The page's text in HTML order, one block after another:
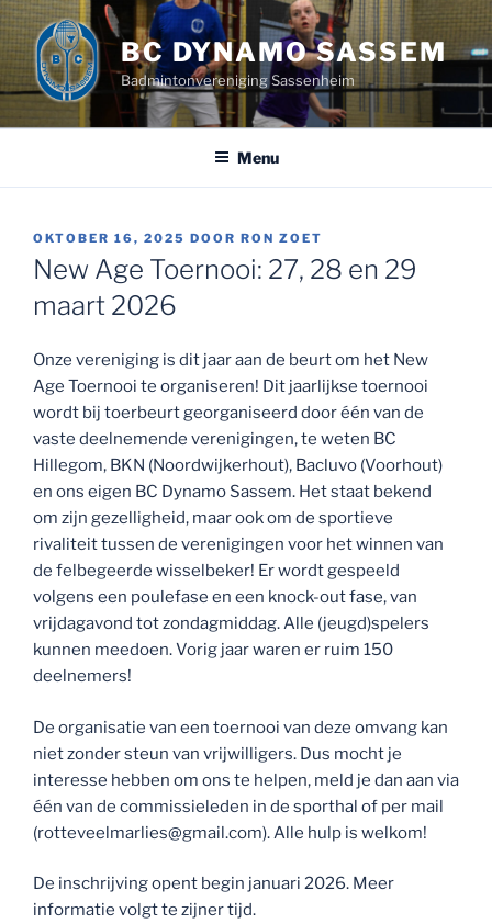
Ga
naar
de
inhoud
BC DYNAMO SASSEM
Badmintonvereniging Sassenheim
Menu
GEPLAATST
OP
OKTOBER 16, 2025 DOOR RON ZOET
New Age Toernooi: 27, 28 en 29
maart 2026
Onze vereniging is dit jaar aan de beurt om het New
Age Toernooi te organiseren! Dit jaarlijkse toernooi
wordt bij toerbeurt georganiseerd door één van de
vaste deelnemende verenigingen, te weten BC
Hillegom, BKN (Noordwijkerhout), Bacluvo (Voorhout)
en ons eigen BC Dynamo Sassem. Het staat bekend
om zijn gezelligheid, maar ook om de sportieve
rivaliteit tussen de verenigingen voor het winnen van
de felbegeerde wisselbeker! Er wordt gespeeld
volgens een poulefase en een knock-out fase, van
vrijdagavond tot zondagmiddag. Alle (jeugd)spelers
kunnen meedoen. Vorig jaar waren er ruim 150
deelnemers!
De organisatie van een toernooi van deze omvang kan
niet zonder steun van vrijwilligers. Dus mocht je
interesse hebben om ons te helpen, meld je dan aan via
één van de commissieleden in de sporthal of per mail
(rotteveelmarlies@gmail.com). Alle hulp is welkom!
De inschrijving opent begin januari 2026. Meer
informatie volgt te zijner tijd.